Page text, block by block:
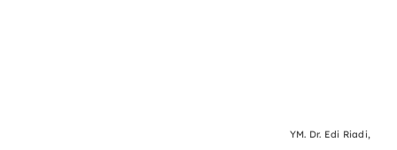
YM. Dr. Edi Riadi,